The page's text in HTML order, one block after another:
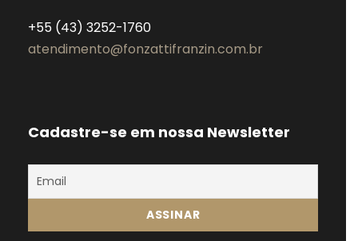
+55 (43) 3252-1760
atendimento@fonzattifranzin.com.br
Cadastre-se em nossa Newsletter